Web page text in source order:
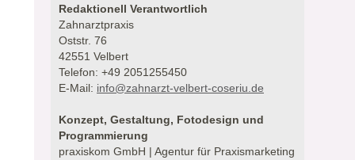
Redaktionell Verantwortlich
Zahnarztpraxis
Oststr. 76
42551 Velbert
Telefon: +49 2051255450
E-Mail: info@zahnarzt-velbert-coseriu.de
Konzept, Gestaltung, Fotodesign und
Programmierung
praxiskom GmbH | Agentur für Praxismarketing